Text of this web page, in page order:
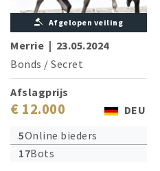
Afgelopen veiling
Merrie | 23.05.2024
Bonds / Secret
Afslagprijs
€ 12.000
DEU
5Online bieders
17Bots